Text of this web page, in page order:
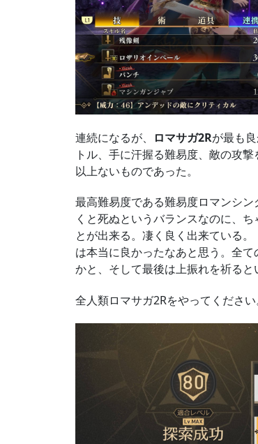
連続になるが、 ロマサガ2Rが最も
トル、手に汗握る難易度、敵の攻
以上ないものであった。
最高難易度である難易度ロマンシ
くと死ぬというバランスなのに、
とが出来る。凄く良く出来ている
は本当に良かったなあと思う。全
かと、そして最後は上振れを祈ると
全人類ロマサガ2Rをやってください